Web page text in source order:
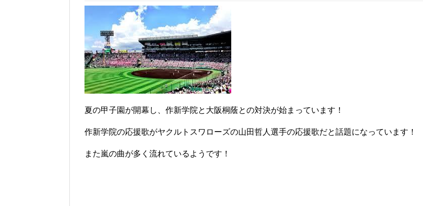
夏の甲子園が開幕し、作新学院と大阪桐蔭との対決が始まっています！
作新学院の応援歌がヤクルトスワローズの山田哲人選手の応援歌だと話題になっています！
また嵐の曲が多く流れているようです！